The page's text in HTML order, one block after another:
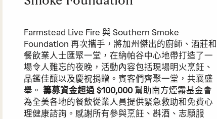
Farmstead Live Fire 與 Southern Smoke
Foundation 再次攜手，將加州傑出的廚師、酒莊和
餐飲業人士匯聚一堂，在納帕谷中心地帶打造了一
場令人難忘的夜晚，活動內容包括現場明火烹飪、
品鑑佳釀以及慶祝捐贈。賓客們齊聚一堂，共襄盛
舉。 籌募資金超過 $100,000幫助南方煙霧基金會
為全美各地的餐飲從業人員提供緊急救助和免費心
理健康諮詢。感謝所有參與烹飪、斟酒、志願服